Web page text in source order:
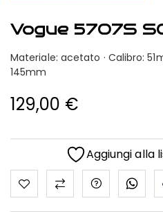
Vogue 5707S
Materiale: acetato · Calibro:
145mm
129,00 €
Aggiungi alla